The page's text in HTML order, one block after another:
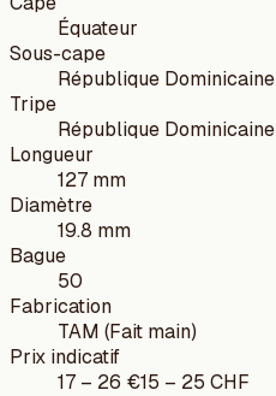
Équateur
Sous-cape
République Dominicaine
Tripe
République Dominicaine
Longueur
127 mm
Diamètre
19.8 mm
Bague
50
Fabrication
TAM (Fait main)
Prix indicatif
17 – 26 €15 – 25 CHF